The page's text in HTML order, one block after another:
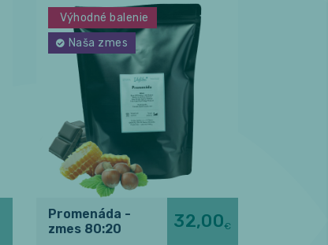
Výhodné balenie
Naša zmes
Promenáda -
zmes 80:20
32,00€